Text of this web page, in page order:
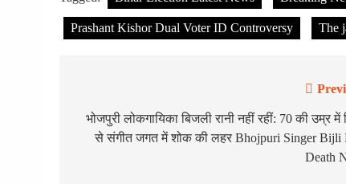
Prashant Kishor Dual Voter ID Controversy The
navigation
भोजपुरी लोकगायिका बिजली रानी नहीं रहीं: 70 की उम्र में
से संगीत जगत में शोक की लहर Bhojpuri Singer Bijli
Death